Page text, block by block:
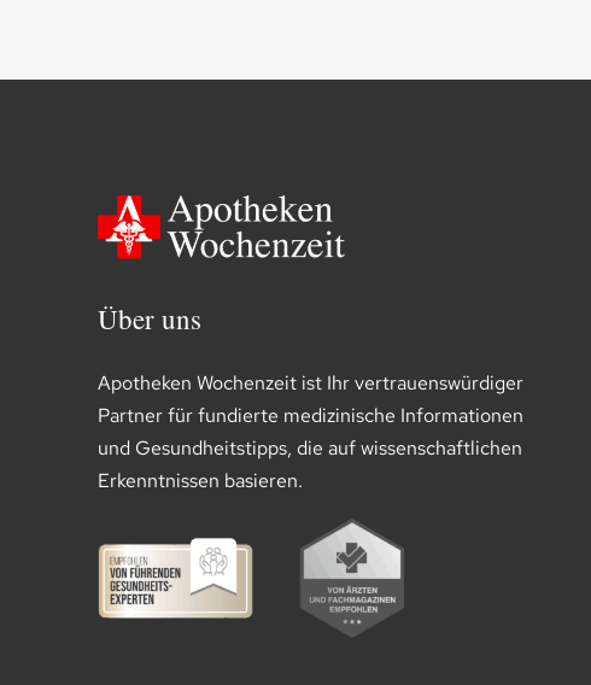
Über uns
Apotheken Wochenzeit ist Ihr vertrauenswürdiger
Partner für fundierte medizinische Informationen
und Gesundheitstipps, die auf wissenschaftlichen
Erkenntnissen basieren.